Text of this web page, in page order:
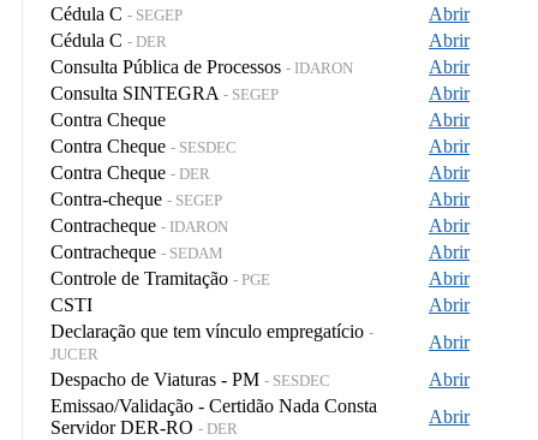
Cédula C - SEGEP
Abrir
Cédula C - DER
Abrir
Consulta Pública de Processos - IDARON
Abrir
Consulta SINTEGRA - SEGEP
Abrir
Contra Cheque
Abrir
Contra Cheque - SESDEC
Abrir
Contra Cheque - DER
Abrir
Contra-cheque - SEGEP
Abrir
Contracheque - IDARON
Abrir
Contracheque - SEDAM
Abrir
Controle de Tramitação - PGE
Abrir
CSTI
Abrir
Declaração que tem vínculo empregatício -
JUCER
Abrir
Despacho de Viaturas - PM - SESDEC
Abrir
Emissao/Validação - Certidão Nada Consta
Servidor DER-RO - DER
Abrir